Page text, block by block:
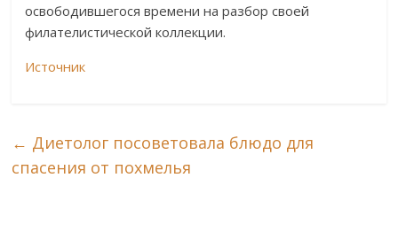
освободившегося времени на разбор своей
филателистической коллекции.
Источник
← Диетолог посоветовала блюдо для
спасения от похмелья